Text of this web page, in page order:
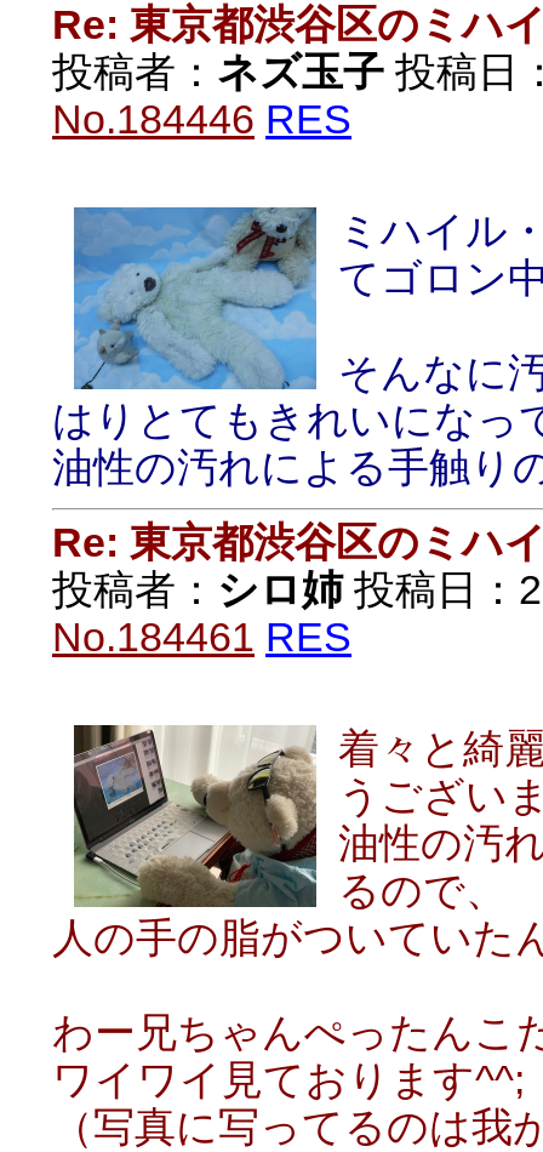
Re: 東京都渋谷区のミハ
投稿者： ネズ玉子 投稿日
No.184446 RES
ミハイル
てゴロン
そんなに
はりとてもきれいになっ
油性の汚れによる手触り
Re: 東京都渋谷区のミハ
投稿者： シロ姉投稿日：
No.184461 RES
着々と綺
うござい
油性の汚
るので、
人の手の脂がついていた
わー兄ちゃんぺったんこ
ワイワイ見ております^^;
（写真に写ってるのは